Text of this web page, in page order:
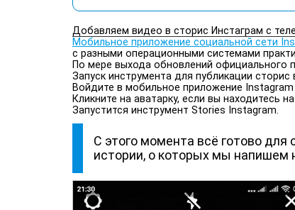
Добавляем видео в сторис Инстаграм с
Мобильное приложение социальной сети
с разными операционными системами
По мере выхода обновлений официального
Запуск инструмента для публикации
Войдите в мобильное приложение
Кликните на аватарку, если вы находитесь
Запустится инструмент Stories Instagram.
С этого момента всё готово для
истории, о которых мы напишем